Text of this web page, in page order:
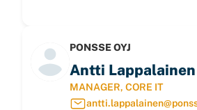
PONSSE OYJ
Antti Lappalainen
MANAGER, CORE IT